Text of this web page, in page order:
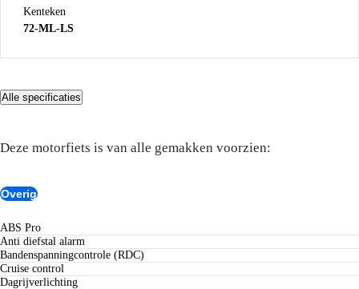
Kenteken
72-ML-LS
Alle specificaties
Deze motorfiets is van alle gemakken voorzien:
Overig
ABS Pro
Anti diefstal alarm
Bandenspanningcontrole (RDC)
Cruise control
Dagrijverlichting